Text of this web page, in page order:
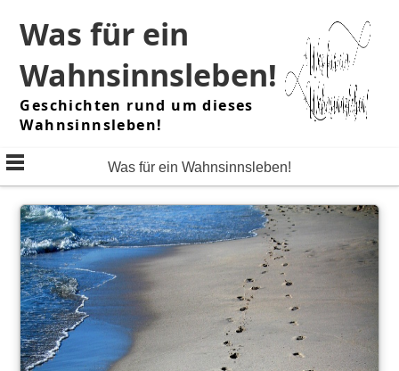
content
Was für ein
Wahnsinnsleben!
Geschichten rund um dieses
Wahnsinnsleben!
Was für ein Wahnsinnsleben!